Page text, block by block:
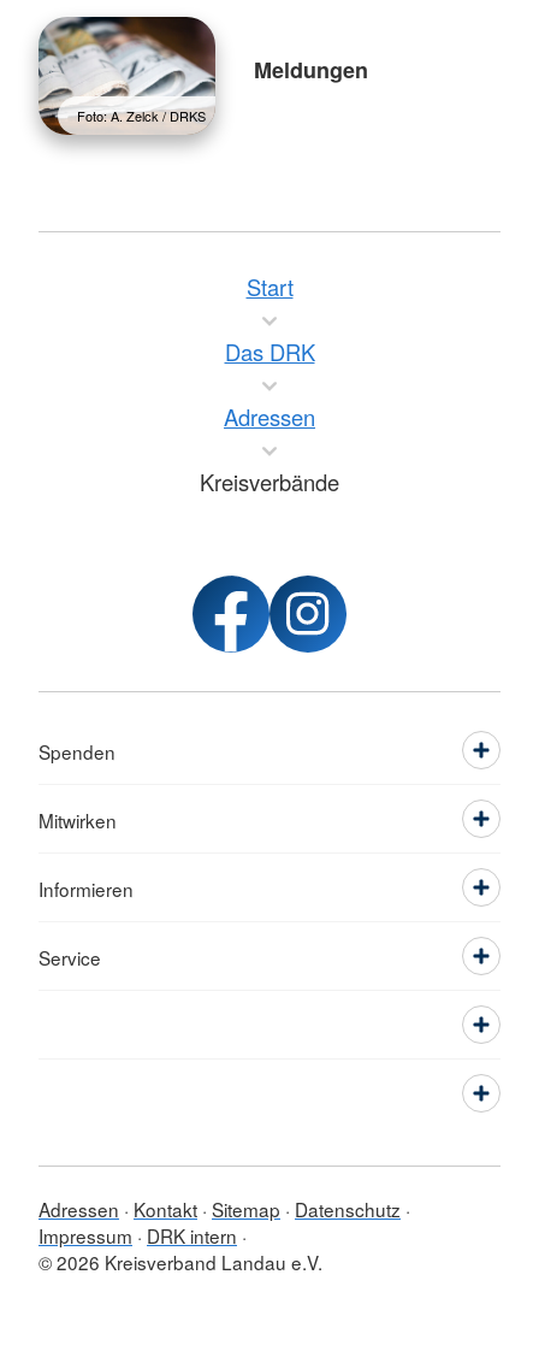
Foto: A. Zelck / DRKS
Meldungen
Start
Das DRK
Adressen
Kreisverbände
Spenden
Mitwirken
Informieren
Service
Adressen Kontakt Sitemap
Datenschutz
Impressum
DRK intern
© 2026 Kreisverband Landau e.V.